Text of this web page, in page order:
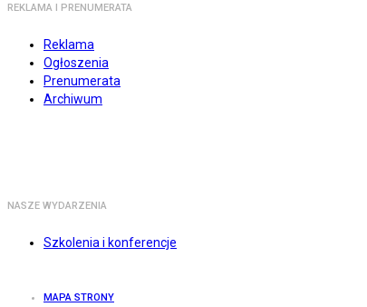
REKLAMA I PRENUMERATA
Reklama
Ogłoszenia
Prenumerata
Archiwum
NASZE WYDARZENIA
Szkolenia i konferencje
MAPA STRONY